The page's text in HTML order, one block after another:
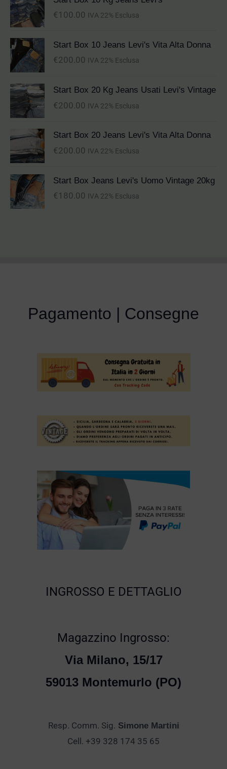
€ 100.00 IVA 22% Esclusa
Start Box 10 Jeans Levi's Vita Alta Donna
€200.00 IVA 22% Esclusa
Start Box 20 Kg Jeans Usati Levi's Vintage
€200.00 IVA 22% Esclusa
Start Box 20 Jeans Levi's Vita Alta Donna
€200.00 IVA 22% Esclusa
Start Box Jeans Levi's Uomo Vintage 20kg
€ 180.00 IVA 22% Esclusa
Pagamento | Consegne
INGROSSO E DETTAGLIO
Magazzino Ingrosso:
Via Milano, 15/17
59013 Montemurlo (PO)
Resp. Comm. Sig. Simone Martini
Cell. +39 328 174 35 65